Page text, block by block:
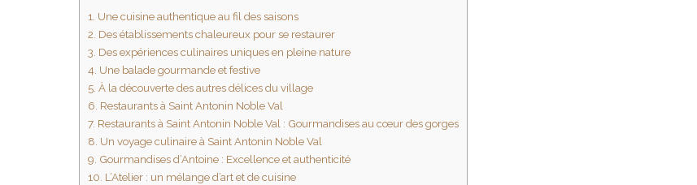
1. Une cuisine authentique au fil des saisons
2. Des établissements chaleureux pour se restaurer
3. Des expériences culinaires uniques en pleine nature
4. Une balade gourmande et festive
5. À la découverte des autres délices du village
6. Restaurants à Saint Antonin Noble Val
7. Restaurants à Saint Antonin Noble Val : Gourmandises au cœur des gorges
8. Un voyage culinaire à Saint Antonin Noble Val
9. Gourmandises d’Antoine : Excellence et authenticité
10. L’Atelier : un mélange d’art et de cuisine